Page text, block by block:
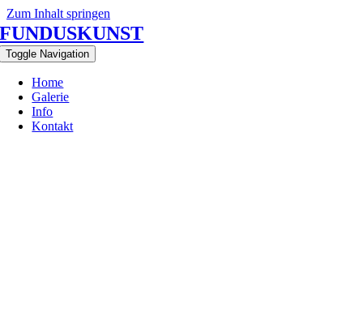
Zum Inhalt springen
FUNDUSKUNST
Toggle Navigation
Home
Galerie
Info
Kontakt